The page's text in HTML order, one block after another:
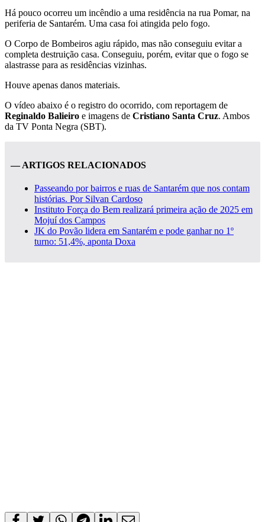
Há pouco ocorreu um incêndio a uma residência na rua Pomar, na
periferia de Santarém. Uma casa foi atingida pelo fogo.
O Corpo de Bombeiros agiu rápido, mas não conseguiu evitar a
completa destruição casa. Conseguiu, porém, evitar que o fogo se
alastrasse para as residências vizinhas.
Houve apenas danos materiais.
O vídeo abaixo é o registro do ocorrido, com reportagem de
Reginaldo Balieiro e imagens de Cristiano Santa Cruz. Ambos
da TV Ponta Negra (SBT).
— ARTIGOS RELACIONADOS
Passeando por bairros e ruas de Santarém que nos contam
histórias. Por Silvan Cardoso
Instituto Força do Bem realizará primeira ação de 2025 em
Mojuí dos Campos
JK do Povão lidera em Santarém e pode ganhar no 1º
turno: 51,4%, aponta Doxa